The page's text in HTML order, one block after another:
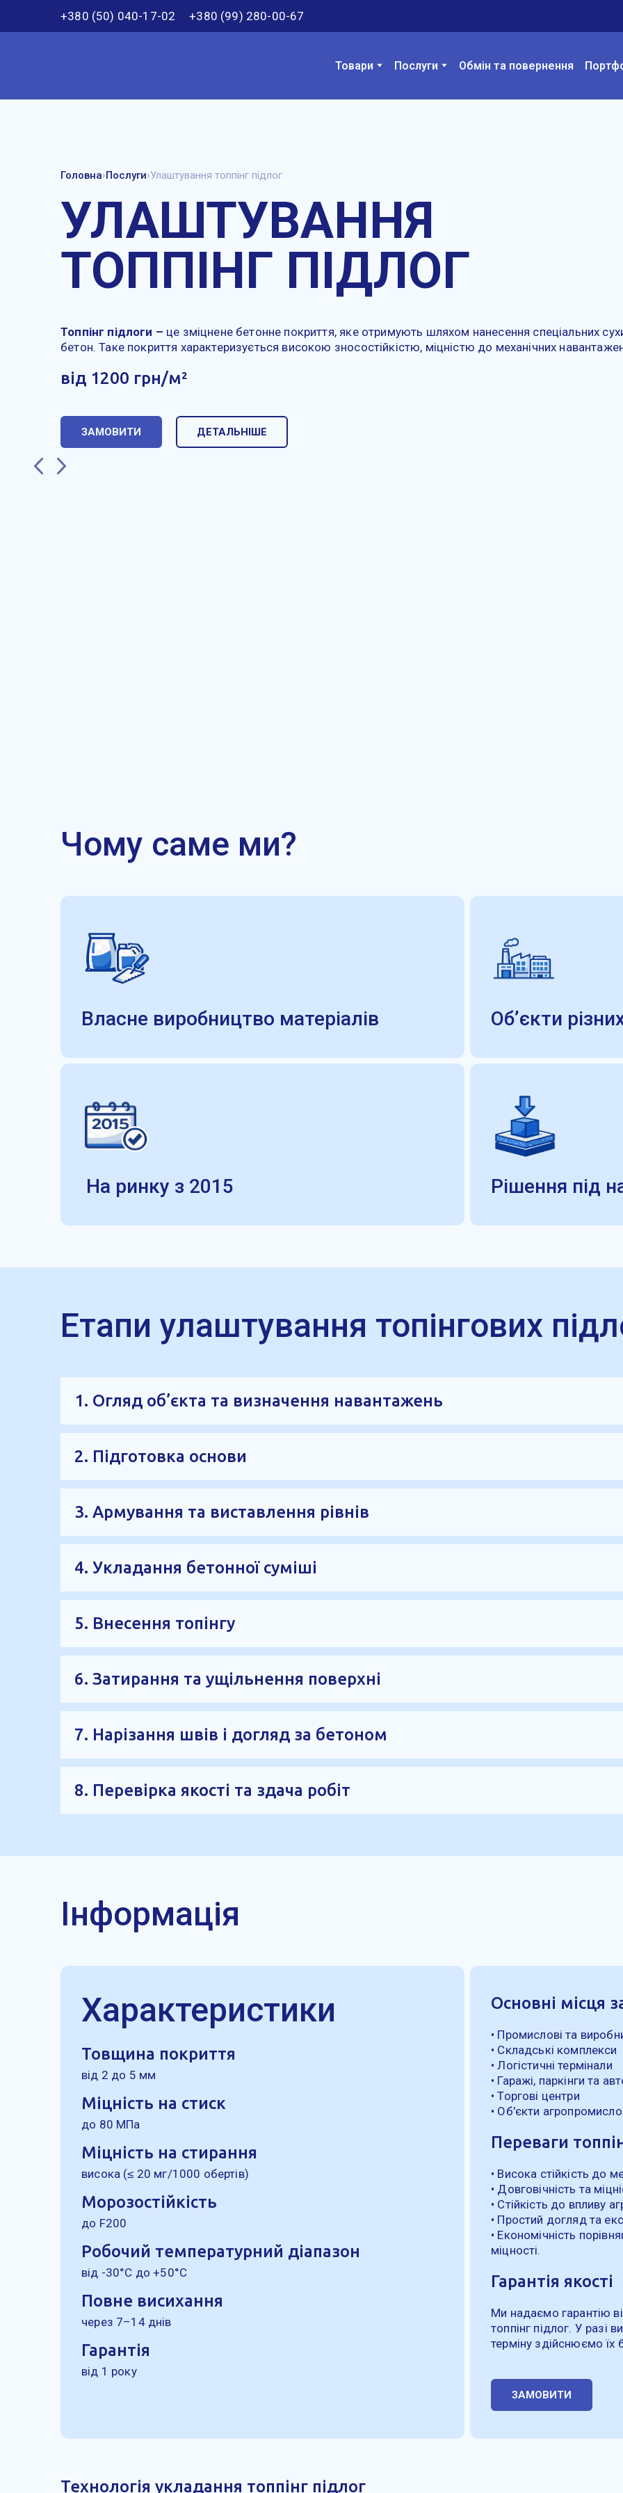
+380 (50) 040-17-02 +380 (99) 280-00-67
Товари Послуги Обмін та повернення
Головна›Послуги›Улаштування топпінг підлог
УЛАШТУВАННЯ
ТОППІНГ ПІДЛОГ
Топпінг підлоги – це зміцнене бетонне покриття, яке отримують шляхом нанесення спеціальних
бетон. Таке покриття характеризується високою зносостійкістю, міцністю до механічних
від 1200 грн/м²
ЗАМОВИТИ ДЕТАЛЬНІШЕ
Чому саме ми?
Власне виробництво матеріалів Об’єкти
На ринку з 2015 Рішення під
Етапи улаштування топінгових
1. Огляд об’єкта та визначення навантажень
зносостійкості. На цьому етапі визначається товщина бетонної плити, тип армування та
2. Підготовка основи
шару, щоб бетонна підлога мала стабільну основу й не втрачала міцність під час експлуатації.
3. Армування та виставлення рівнів
формування потрібної площини та рівня бетонної поверхні.
4. Укладання бетонної суміші
правильну товщину шару, рівність поверхні та якісне заповнення всієї площі.
5. Внесення топінгу
готується до подальшого втирання в поверхню.
6. Затирання та ущільнення поверхні
який краще витримує механічні навантаження та інтенсивну експлуатацію.
7. Нарізання швів і догляд за бетоном
забезпечується правильний догляд за бетоном під час набору міцності.
8. Перевірка якості та здача робіт
Інформація
Характеристики
Товщина покриття
від 2 до 5 мм
Міцність на стиск
до 80 МПа
Міцність на стирання
висока (≤ 20 мг/1000 обертів)
Морозостійкість
до F200
Робочий температурний діапазон
від -30°C до +50°C
Повне висихання
через 7–14 днів
Гарантія
від 1 року
Основні місця
• Промислові та
• Складські комплекси
• Логістичні термінали
• Гаражі, паркінги та
• Торгові центри
• Об'єкти
Переваги
• Висока стійкість до
• Довговічність та
• Стійкість до впливу
• Простий догляд та
• Економічність
міцності.
Гарантія якості
Ми надаємо гарантію
топпінг підлог. У разі
терміну здійснюємо їх
ЗАМОВИТИ
Технологія укладання топпінг підлог